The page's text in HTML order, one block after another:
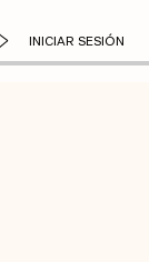
INICIAR SESIÓN